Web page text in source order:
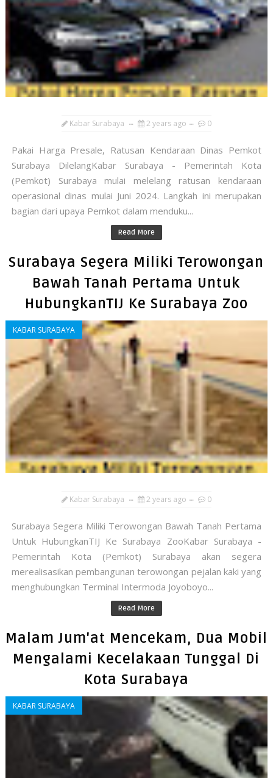
Kabar Surabaya 2 years ago 0
Pakai Harga Presale, Ratusan Kendaraan Dinas Pemkot
Surabaya DilelangKabar Surabaya - Pemerintah Kota
(Pemkot) Surabaya mulai melelang ratusan kendaraan
operasional dinas mulai Juni 2024. Langkah ini merupakan
bagian dari upaya Pemkot dalam menduku...
Read More
Surabaya Segera Miliki Terowongan
Bawah Tanah Pertama Untuk
HubungkanTIJ Ke Surabaya Zoo
KABAR SURABAYA
Kabar Surabaya 2 years ago 0
Surabaya Segera Miliki Terowongan Bawah Tanah Pertama
Untuk HubungkanTIJ Ke Surabaya ZooKabar Surabaya -
Pemerintah Kota (Pemkot) Surabaya akan segera
merealisasikan pembangunan terowongan pejalan kaki yang
menghubungkan Terminal Intermoda Joyoboyo...
Read More
Malam Jum'at Mencekam, Dua Mobil
Mengalami Kecelakaan Tunggal Di
Kota Surabaya
KABAR SURABAYA